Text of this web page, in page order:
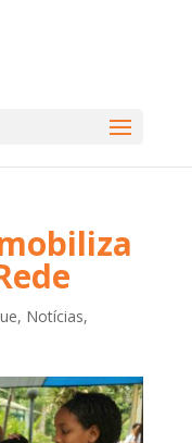
, Notícias,